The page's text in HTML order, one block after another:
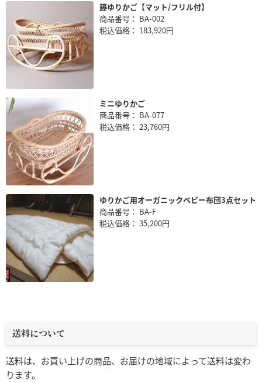
籐ゆりかご【マット/フリル付】
商品番号： BA-002
税込価格： 183,920円
ミニゆりかご
商品番号： BA-077
税込価格： 23,760円
ゆりかご用オーガニックベビー布団3点セット
商品番号： BA-F
税込価格： 35,200円
送料について
送料は、お買い上げの商品、お届けの地域によって送料は変わ
ります。